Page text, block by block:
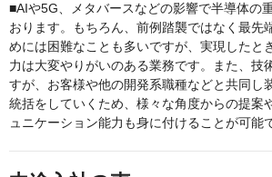
■AIや5G、メタバースなどの影響で半導体の
おります。もちろん、前例踏襲ではなく最先
めには困難なことも多いですが、実現したと
力は大変やりがいのある業務です。また、技
すが、お客様や他の開発系職種などと共同し
統括をしていくため、様々な角度からの提案
ュニケーション能力も身に付けることが可能